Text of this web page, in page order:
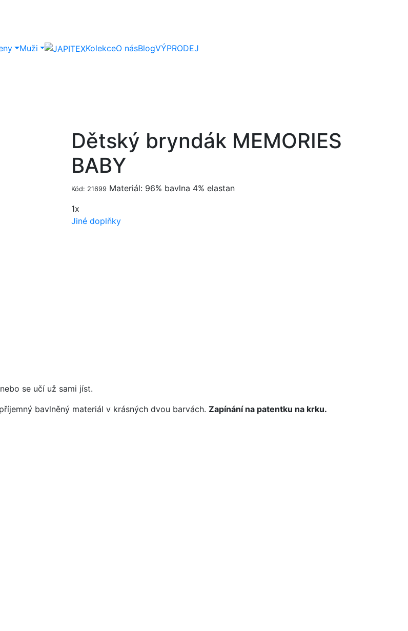
Muži KolekceO násBlogVÝPRODEJ
Dětský bryndák MEMORIES
BABY
Kód: 21699 Materiál: 96% bavlna 4% elastan
1x
Jiné doplňky
se učí už sami jíst.
bavlněný materiál v krásných dvou barvách. Zapínání na patentku na krku.